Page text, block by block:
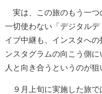
実は、この旅のもう一つ
一切使わない「デジタル
イブ中継も、インスタへ
ンスタグラムの向こう側
人と向き合うというのが狙
９月上旬に実施した旅で